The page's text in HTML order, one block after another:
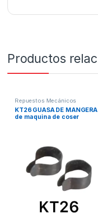
Productos
Repuestos Mecánicos
KT26 GUASA DE MANGERA
de maquina de coser